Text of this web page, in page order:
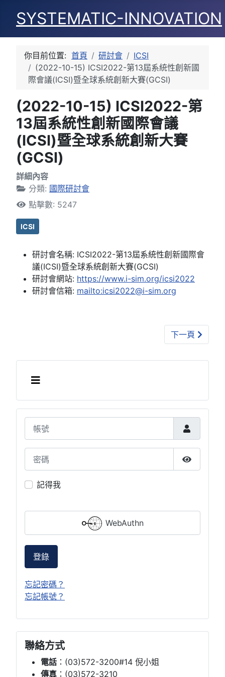
SYSTEMATIC-INNOVATION
你目前位置: 首頁 研討會
ICSI
(2022-10-15) ICSI2022-第13屆系統性創新國
際會議(ICSI)暨全球系統創新大賽(GCSI)
(2022-10-15) ICSI2022-第
13屆系統性創新國際會議
(ICSI)暨全球系統創新大賽
(GCSI)
詳細內容
分類: 國際研討會
點擊數: 5247
ICSI
研討會名稱: ICSI2022-第13屆系統性創新國際會
議(ICSI)暨全球系統創新大賽(GCSI)
研討會網站: https://www.i-sim.org/icsi2022
研討會信箱: mailto:icsi2022@i-sim.org
下一篇文章:
下一頁
帳號
密碼
顯示密碼
記得我
WebAuthn
登錄
忘記密碼？
忘記帳號？
聯絡方式
電話 ：(03)572-3200#14 倪小姐
傳真 ：(03)572-3210